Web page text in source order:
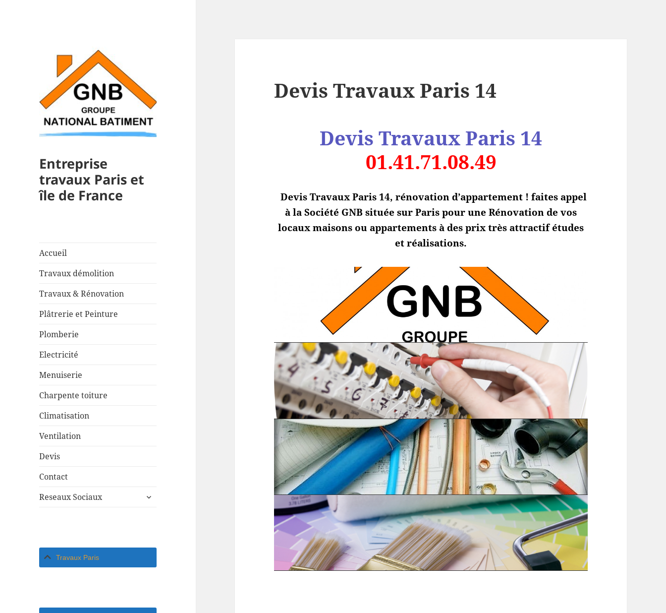
Entreprise
travaux Paris et
île de France
Accueil
Travaux démolition
Travaux & Rénovation
Plâtrerie et Peinture
Plomberie
Electricité
Menuiserie
Charpente toiture
Climatisation
Ventilation
Devis
Contact
Reseaux Sociaux
ouvrir
Travaux Paris
Devis Travaux Paris 14
Devis Travaux Paris 14
01.41.71.08.49
Devis Travaux Paris 14, rénovation d’appartement ! faites appel
à la Société GNB située sur Paris pour une Rénovation de vos
locaux maisons ou appartements à des prix très attractif études
et réalisations.